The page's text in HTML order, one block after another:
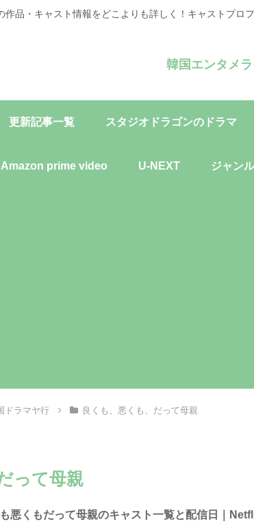
作品・キャスト情報をどこよりも詳しく！キャストプロ
韓国エンタメ
更新記事一覧 スタジオドラゴンのドラマ
Amazon prime video U-NEXT ジャン
ドラマヤ行 良くも、悪くも、だって母親
って母親
悪くもだって母親のキャスト一覧と配信日｜